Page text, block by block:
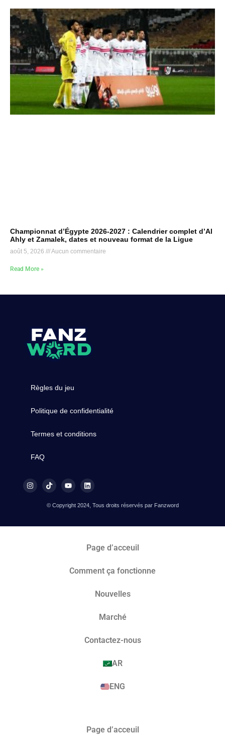
Championnat d’Égypte 2026-2027 : Calendrier complet d’Al
Ahly et Zamalek, dates et nouveau format de la Ligue
août 5, 2026 Aucun commentaire
Read More »
Règles du jeu
Politique de confidentialité
Termes et conditions
FAQ
© Copyright 2024, Tous droits réservés par Fanzword
Page d’acceuil
Comment ça fonctionne
Nouvelles
Marché​
Contactez-nous
AR
ENG
Page d’acceuil